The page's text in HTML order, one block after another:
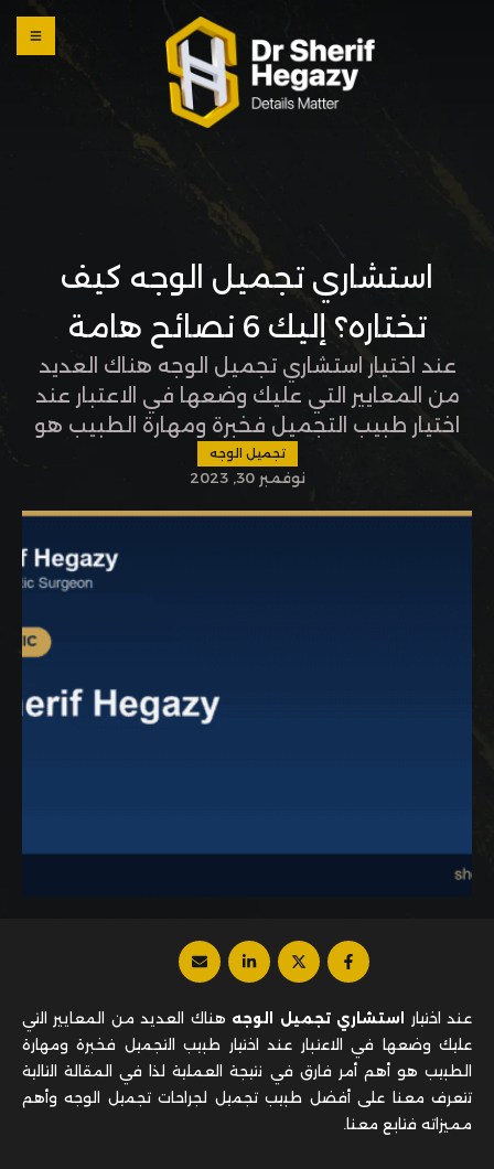
استشاري تجميل الوجه كيف
تختاره؟ إليك 6 نصائح هامة
عند اختيار استشاري تجميل الوجه هناك العديد
من المعايير التي عليك وضعها في الاعتبار عند
اختيار طبيب التجميل فخبرة ومهارة الطبيب هو
أهم أمر فارق في نتيجة العملية لذا في المقالة
التالية تتعرف معنا على أفضل طبيب تجميل
لجراحات تجميل الوجه وأهم مميزاته فتابع معنا.
تجميل الوجه
نوفمبر 30, 2023
عند اختيار استشاري تجميل الوجه هناك العديد من المعايير التي
عليك وضعها في الاعتبار عند اختيار طبيب التجميل فخبرة ومهارة
الطبيب هو أهم أمر فارق في نتيجة العملية لذا في المقالة التالية
تتعرف معنا على أفضل طبيب تجميل لجراحات تجميل الوجه وأهم
مميزاته فتابع معنا.